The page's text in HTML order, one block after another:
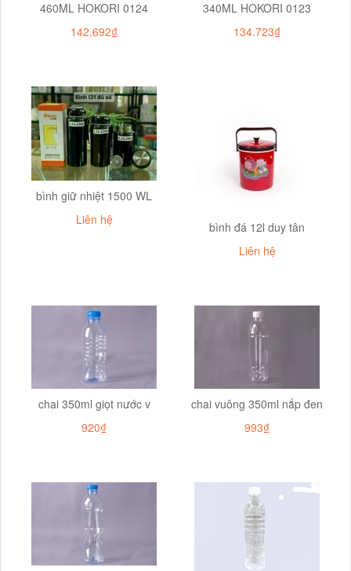
460ML HOKORI 0124
142.692₫
340ML HOKORI 0123
134.723₫
bình giữ nhiệt 1500 WL
Liên hệ
bình đá 12l duy tân
Liên hệ
chai 350ml giọt nước v
920₫
chai vuông 350ml nắp đen
993₫